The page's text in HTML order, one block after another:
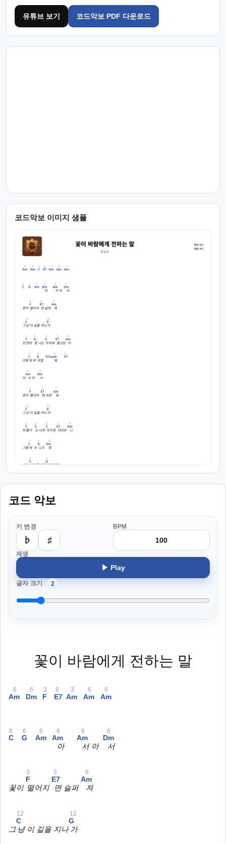
유튜브 보기 코드악보 PDF 다운로드
코드악보 이미지 샘플
코드 악보
키 변경
♭ ♯
BPM
재생
▶ Play
글자 크기 2
꽃이 바람에게 전하는 말
Am
6
Dm
6
F
3
E7
6
Am
3
Am
6
Am
6
C
6
G
6
Am
6
Am
6
아
Am
6
서 아
Dm
6
서
꽃이
F
3
떨어지
E7
3
면 슬퍼
Am
6
져
그
C
12
냥 이 길을 지나
G
12
가